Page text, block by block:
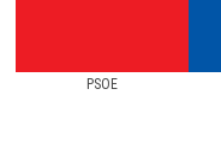
PSOE